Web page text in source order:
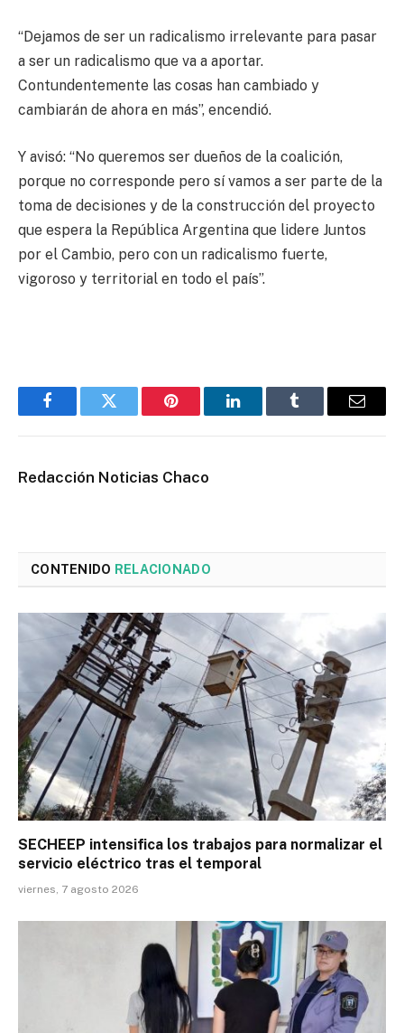
“Dejamos de ser un radicalismo irrelevante para pasar
a ser un radicalismo que va a aportar.
Contundentemente las cosas han cambiado y
cambiarán de ahora en más”, encendió.
Y avisó: “No queremos ser dueños de la coalición,
porque no corresponde pero sí vamos a ser parte de la
toma de decisiones y de la construcción del proyecto
que espera la República Argentina que lidere Juntos
por el Cambio, pero con un radicalismo fuerte,
vigoroso y territorial en todo el país”.
FacebookTwitter Pinterest LinkedInTumblr Email
Redacción Noticias Chaco
CONTENIDO RELACIONADO
SECHEEP intensifica los trabajos para normalizar el
servicio eléctrico tras el temporal
viernes, 7 agosto 2026